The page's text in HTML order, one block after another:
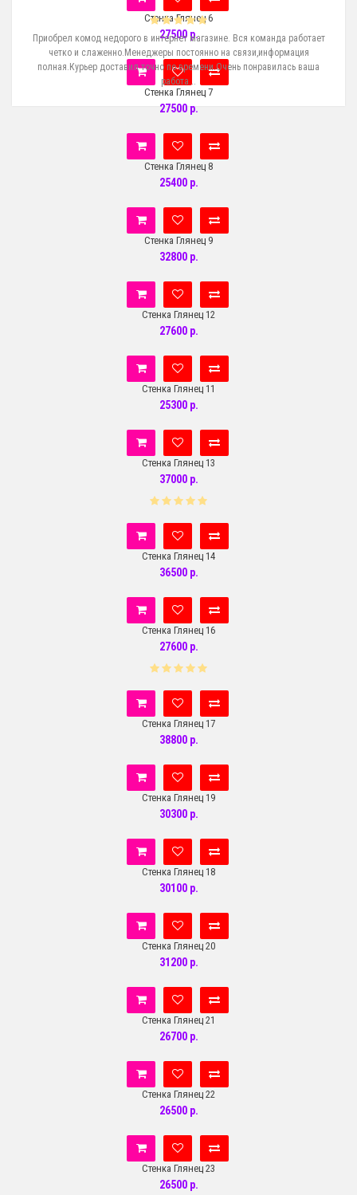
Стенка Глянец 6
27500 р.
Стенка Глянец 7
27500 р.
Стенка Глянец 8
25400 р.
Стенка Глянец 9
32800 р.
Стенка Глянец 12
27600 р.
Стенка Глянец 11
25300 р.
Стенка Глянец 13
37000 р.
Стенка Глянец 14
36500 р.
Стенка Глянец 16
27600 р.
Стенка Глянец 17
38800 р.
Стенка Глянец 19
30300 р.
Стенка Глянец 18
30100 р.
Стенка Глянец 20
31200 р.
Стенка Глянец 21
26700 р.
Стенка Глянец 22
26500 р.
Стенка Глянец 23
26500 р.
Приобрел комод недорого в интернет магазине. Вся команда работает
четко и слаженно.Менеджеры постоянно на связи,информация
полная.Курьер доставил точно по времени.Очень понравилась ваша
работа...